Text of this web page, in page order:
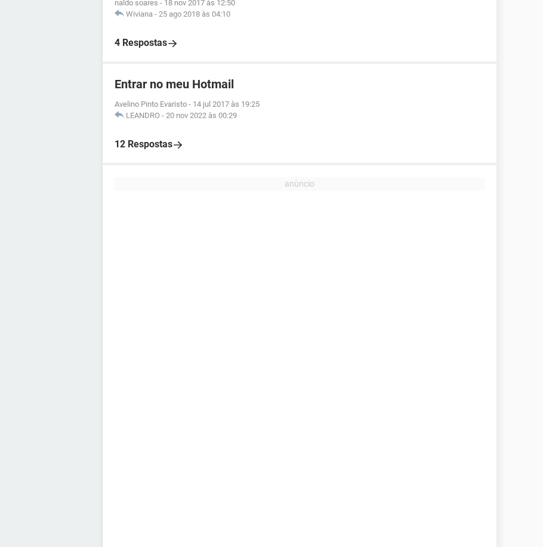
naldo soares - 18 nov 2017 às 12:50
Wiviana - 25 ago 2018 às 04:10
4 Respostas
Entrar no meu Hotmail
Avelino Pinto Evaristo - 14 jul 2017 às 19:25
LEANDRO - 20 nov 2022 às 00:29
12 Respostas